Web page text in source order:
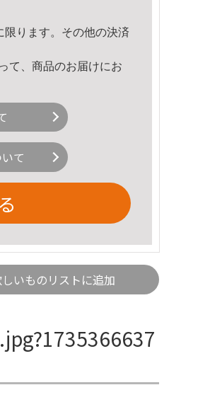
ります。その他の決済
て、商品のお届けにお
て
いものリストに追加